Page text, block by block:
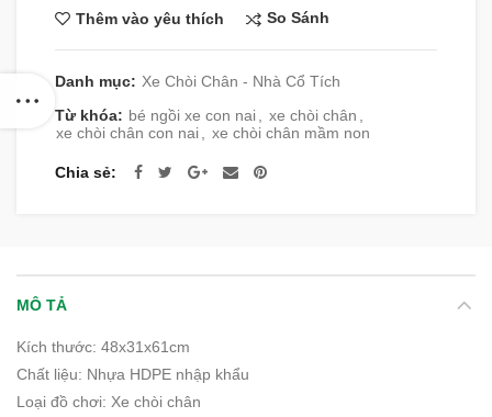
Thêm vào yêu thích So Sánh
Danh mục: Xe Chòi Chân - Nhà Cổ Tích
Từ khóa: bé ngồi xe con nai xe chòi chân
xe chòi chân con nai
xe chòi chân mầm non
Chia sẻ
MÔ TẢ
Kích thước: 48x31x61cm
Chất liệu: Nhựa HDPE nhập khẩu
Loại đồ chơi: Xe chòi chân